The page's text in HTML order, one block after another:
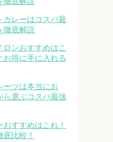
カレーはコスパ最
徹底解説
ンおすすめはこ
お得に手に入れる
ーツは本当にお
ら選ぶコスパ最強
すすめはこれ！
比較！